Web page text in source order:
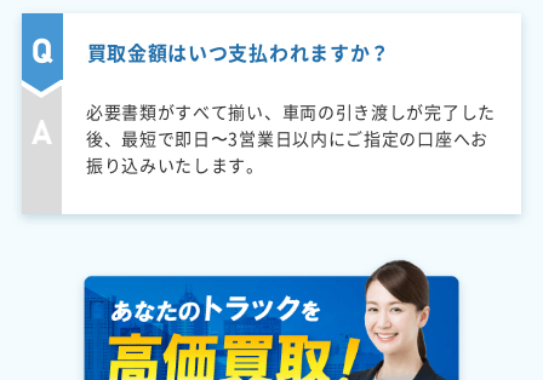
買取金額はいつ支払われますか？
必要書類がすべて揃い、車両の引き渡しが完了した
後、最短で即日〜3営業日以内にご指定の口座へお
振り込みいたします。